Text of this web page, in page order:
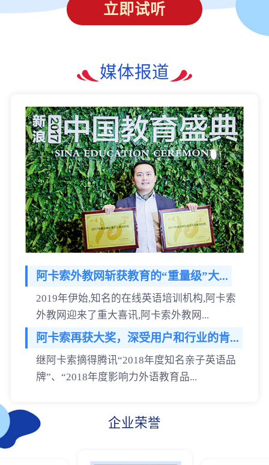
立即试听
媒体报道
阿卡索外教网斩获教育的“重量级”大...
2019年伊始,知名的在线英语培训机构,阿卡索
外教网迎来了重大喜讯,阿卡索外教网...
阿卡索再获大奖，深受用户和行业的肯...
继阿卡索摘得腾讯“2018年度知名亲子英语品
牌”、“2018年度影响力外语教育品...
企业荣誉